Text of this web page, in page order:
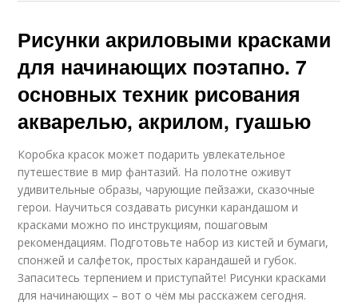
Рисунки акриловыми красками
для начинающих поэтапно. 7
основных техник рисования
акварелью, акрилом, гуашью
Коробка красок может подарить увлекательное
путешествие в мир фантазий. На полотне оживут
удивительные образы, чарующие пейзажи, сказочные
герои. Научиться создавать рисунки карандашом и
красками можно по инструкциям, пошаговым
рекомендациям. Подготовьте набор из кистей и бумаги,
спонжей и салфеток, простых карандашей и губок.
Запаситесь терпением и приступайте! Рисунки красками
для начинающих – вот о чём мы расскажем сегодня.